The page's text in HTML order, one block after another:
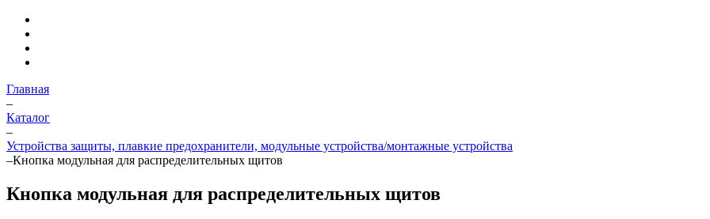
Главная
–
Каталог
–
Устройства защиты, плавкие предохранители, модульные устройства/монтажные устройства
–Кнопка модульная для распределительных щитов
Кнопка модульная для распределительных щитов